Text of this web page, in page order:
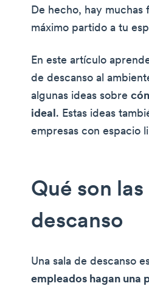
De hecho, hay muchas
máximo partido a tu
En este artículo
de descanso al
algunas ideas sobre
ideal. Estas ideas
empresas con espacio
Qué son las
descanso
Una sala de descanso
empleados hagan una